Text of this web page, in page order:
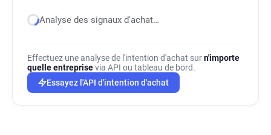
n************@falmouth.ac.uk
b*****@falmouth.ac.uk
x*******@falmouth.ac.uk
g**********@falmouth.ac.uk
n*******@falmouth.ac.uk
Analyse des signaux d'achat…
Effectuez une analyse de l'intention d'achat surn'importe
quelle entreprisevia API ou tableau de bord.
Essayez l'API d'intention d'achat